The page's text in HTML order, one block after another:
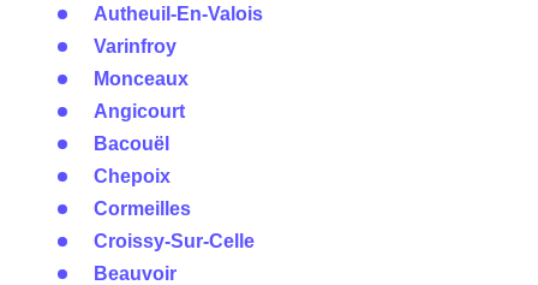
Autheuil-En-Valois
Varinfroy
Monceaux
Angicourt
Bacouël
Chepoix
Cormeilles
Croissy-Sur-Celle
Beauvoir